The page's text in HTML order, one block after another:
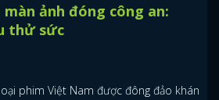
ảnh đóng công an:
thử sức
phim Việt Nam được đông đảo khán